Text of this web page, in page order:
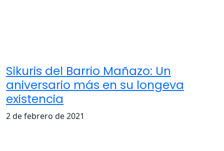
Sikuris del Barrio Mañazo: Un
aniversario más en su longeva
existencia
2 de febrero de 2021